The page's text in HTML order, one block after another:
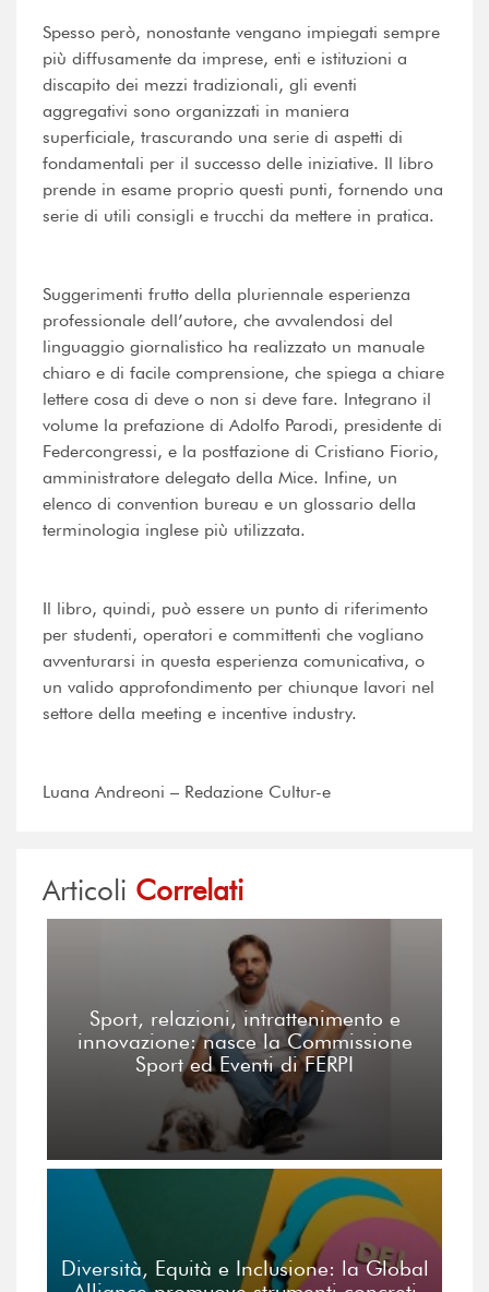
Spesso però, nonostante vengano impiegati sempre
più diffusamente da imprese, enti e istituzioni a
discapito dei mezzi tradizionali, gli eventi
aggregativi sono organizzati in maniera
superficiale, trascurando una serie di aspetti di
fondamentali per il successo delle iniziative. Il libro
prende in esame proprio questi punti, fornendo una
serie di utili consigli e trucchi da mettere in pratica.
Suggerimenti frutto della pluriennale esperienza
professionale dell’autore, che avvalendosi del
linguaggio giornalistico ha realizzato un manuale
chiaro e di facile comprensione, che spiega a chiare
lettere cosa di deve o non si deve fare. Integrano il
volume la prefazione di Adolfo Parodi, presidente di
Federcongressi, e la postfazione di Cristiano Fiorio,
amministratore delegato della Mice. Infine, un
elenco di convention bureau e un glossario della
terminologia inglese più utilizzata.
Il libro, quindi, può essere un punto di riferimento
per studenti, operatori e committenti che vogliano
avventurarsi in questa esperienza comunicativa, o
un valido approfondimento per chiunque lavori nel
settore della meeting e incentive industry.
Luana Andreoni – Redazione Cultur-e
Articoli Correlati
Sport, relazioni, intrattenimento e
innovazione: nasce la Commissione
Sport ed Eventi di FERPI
Diversità, Equità e Inclusione: la Global